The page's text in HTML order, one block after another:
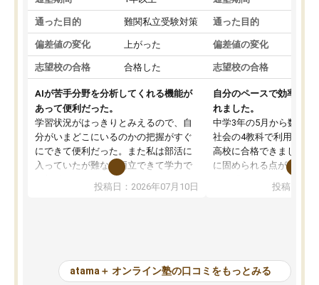
通った目的 難関私立受験対策
偏差値の変化 上がった
志望校の合格 合格した
AIが苦手分野を分析してくれる機能が
あって便利だった。
学習状況がはっきりとみえるので、自
分がいまどこにいるのかの把握がすぐ
にできて便利だった。また私は部活に
入っていたが難なく両立できて学力で
も部活でも結果を残すことができてよ
かった。また問題演習の際に、自分が
が、自分で自分の管理ができない人に
とっては難しい部分もあるのではない
投稿日：2026年07月10日
通った目的
偏差値の変化
志望校の合格
自分のペースで効率よく
れました。
中学3年の5月から数学・
社会の4教科で利用し、
高校に合格できました。
に固められる点が魅力で
項目のおかげで、手軽
元数が可視化されるので
しながら意欲的に取り組
投稿日：
atama＋ オンライン塾の口コミをもっとみる